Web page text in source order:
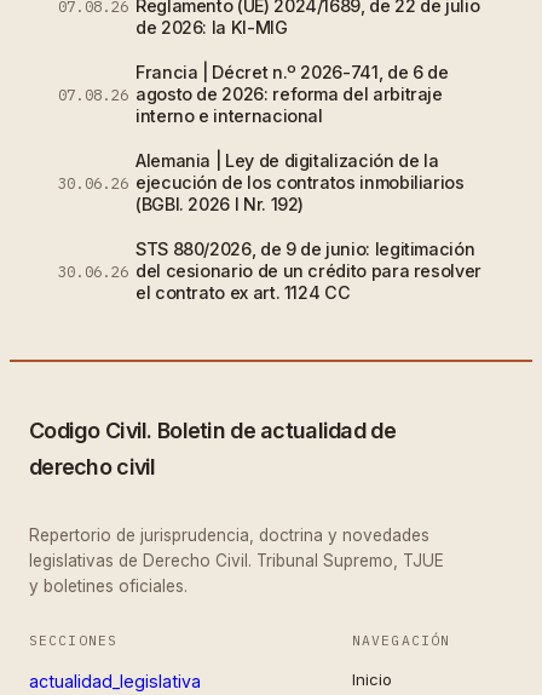
07.08.26 Reglamento (UE) 2024/1689, de 22 de julio
de 2026: la KI-MIG
07.08.26
Francia | Décret n.º 2026-741, de 6 de
agosto de 2026: reforma del arbitraje
interno e internacional
30.06.26
Alemania | Ley de digitalización de la
ejecución de los contratos inmobiliarios
(BGBl. 2026 I Nr. 192)
30.06.26
STS 880/2026, de 9 de junio: legitimación
del cesionario de un crédito para resolver
el contrato ex art. 1124 CC
Codigo Civil. Boletin de actualidad de
derecho civil
Repertorio de jurisprudencia, doctrina y novedades
legislativas de Derecho Civil. Tribunal Supremo, TJUE
y boletines oficiales.
SECCIONES
actualidad_legislativa
NAVEGACIÓN
Inicio